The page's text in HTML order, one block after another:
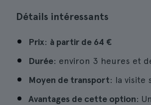
Détails intéressants
Prix: à partir de 64 €
Durée: environ 3 heures et
Moyen de transport: la visite
Avantages de cette option: